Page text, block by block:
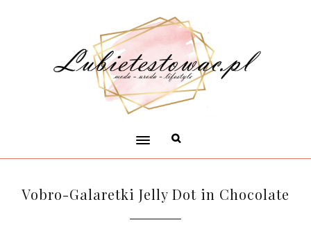
Vobro-Galaretki Jelly Dot in Chocolate